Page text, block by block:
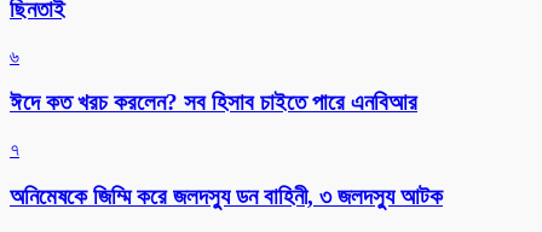
ছিনতাই
৬
ঈদে কত খরচ করলেন? সব হিসাব চাইতে পারে এনবিআর
৭
অনিমেষকে জিম্মি করে জলদস্যু ডন বাহিনী, ৩ জলদস্যু আটক